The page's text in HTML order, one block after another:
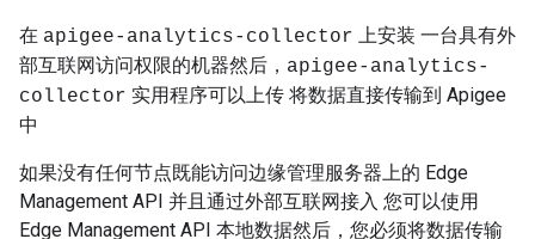
在 apigee-analytics-collector 上安装 一台具有外
部互联网访问权限的机器然后， apigee-analytics-
collector 实用程序可以上传 将数据直接传输到 Apigee
中
如果没有任何节点既能访问边缘管理服务器上的 Edge
Management API 并且通过外部互联网接入 您可以使用
Edge Management API 本地数据然后，您必须将数据传输